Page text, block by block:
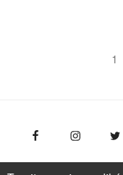
1